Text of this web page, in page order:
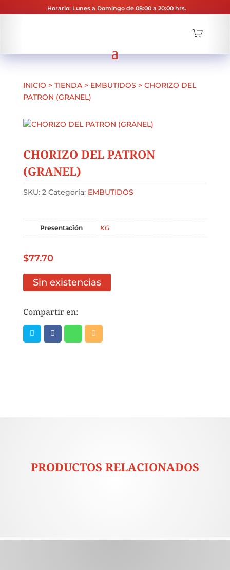
Horario: Lunes a Domingo de 08:00 a 20:00 hrs.
INICIO > TIENDA> EMBUTIDOS > CHORIZO DEL
PATRON (GRANEL)
CHORIZO DEL PATRON
(GRANEL)
SKU: 2 Categoría: EMBUTIDOS
Presentación KG
$77.70
Sin existencias
Compartir en:
PRODUCTOS RELACIONADOS